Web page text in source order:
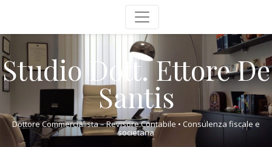
Studio Dott. Ettore De
Santis
Dottore Commercialista – Revisore Contabile • Consulenza fiscale e
societaria